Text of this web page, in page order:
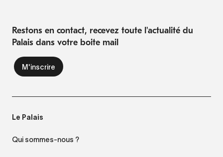
Restons en contact, recevez toute l'actualité du
Palais dans votre boite mail
Le Palais
Qui sommes-nous ?